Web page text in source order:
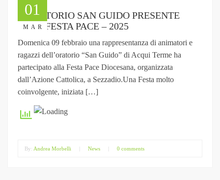
01
MAR
L’ORATORIO SAN GUIDO PRESENTE
ALLA FESTA PACE – 2025
Domenica 09 febbraio una rappresentanza di animatori e
ragazzi dell’oratorio “San Guido” di Acqui Terme ha
partecipato alla Festa Pace Diocesana, organizzata
dall’Azione Cattolica, a Sezzadio.Una Festa molto
coinvolgente, iniziata […]
By: Andrea Morbelli News 0 comments